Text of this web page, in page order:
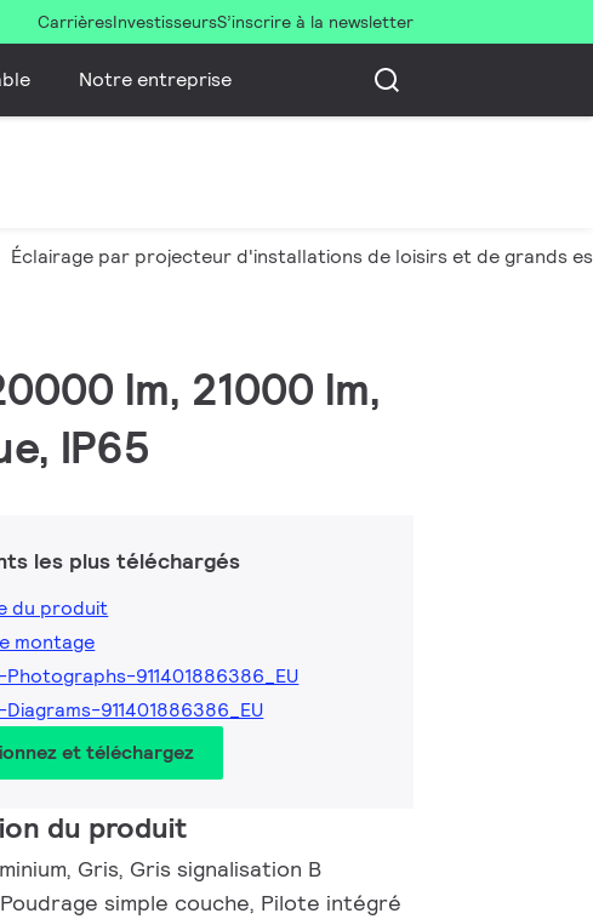
CarrièresInvestisseursS’inscrire à la newsletter
Notre entreprise
Éclairage par projecteur d'installations de loisirs et de grands
lm, 21000 lm,
IP65
les plus téléchargés
du produit
montage
911401886386_EU
911401886386_EU
et téléchargez
du produit
Gris, Gris signalisation B
simple couche, Pilote intégré